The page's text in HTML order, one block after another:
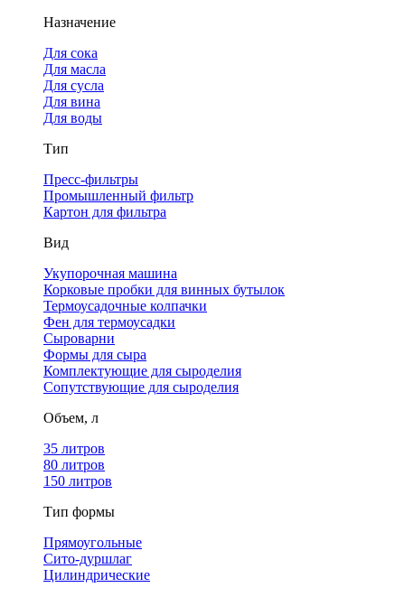
Назначение
Для сока
Для масла
Для сусла
Для вина
Для воды
Тип
Пресс-фильтры
Промышленный фильтр
Картон для фильтра
Вид
Укупорочная машина
Корковые пробки для винных бутылок
Термоусадочные колпачки
Фен для термоусадки
Сыроварни
Формы для сыра
Комплектующие для сыроделия
Сопутствующие для сыроделия
Объем, л
35 литров
80 литров
150 литров
Тип формы
Прямоугольные
Сито-дуршлаг
Цилиндрические